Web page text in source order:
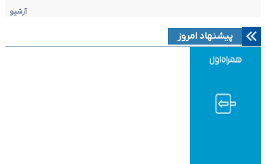
آرشیو
پیشنهاد امروز